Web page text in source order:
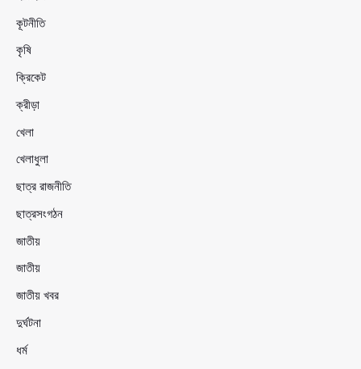
কূটনীতি
কৃষি
ক্রিকেট
ক্রীড়া
খেলা
খেলাধুলা
ছাত্র রাজনীতি
ছাত্রসংগঠন
জাতীয়
জাতীয়
জাতীয় খবর
দুর্ঘটনা
ধর্ম